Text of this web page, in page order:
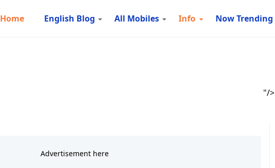
Home English Blog All Mobiles Info Now Trending
"/>